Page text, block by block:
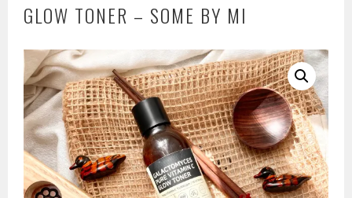
GLOW TONER – SOME BY MI